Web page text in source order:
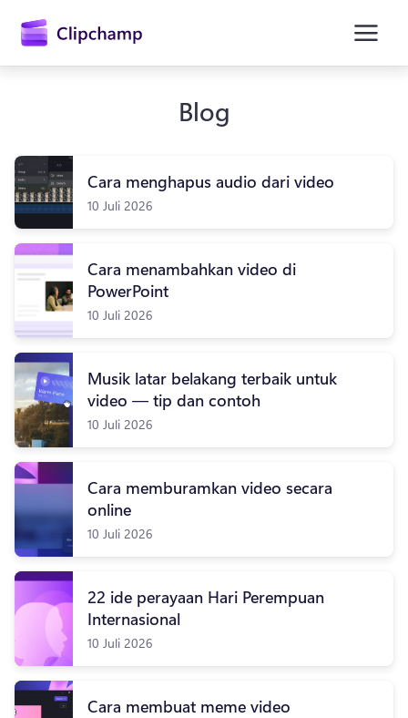
utama
Masuk
Coba gratis
Blog
Cara menghapus audio dari video
10 Juli 2026
Cara menambahkan video di
PowerPoint
10 Juli 2026
Musik latar belakang terbaik untuk
video — tip dan contoh
10 Juli 2026
Cara memburamkan video secara
online
10 Juli 2026
22 ide perayaan Hari Perempuan
Internasional
10 Juli 2026
Cara membuat meme video